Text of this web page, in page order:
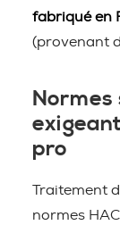
fabriqué en
(provenant
Normes
pro
Traitement
normes